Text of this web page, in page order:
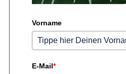
Vorname
E-Mail*